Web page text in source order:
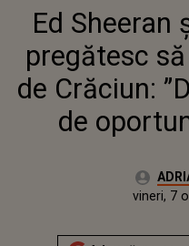
CRĂCIUN:
Ed Sheeran
pregătesc
de Crăciun:
de
Autor:
joi, 7 octombrie 2021vineri, 7